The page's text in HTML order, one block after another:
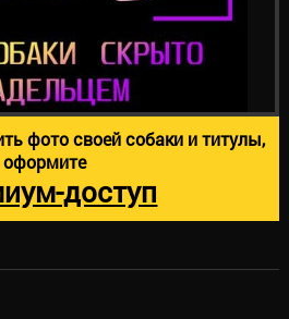
фото своей собаки и титулы,
оформите
доступ